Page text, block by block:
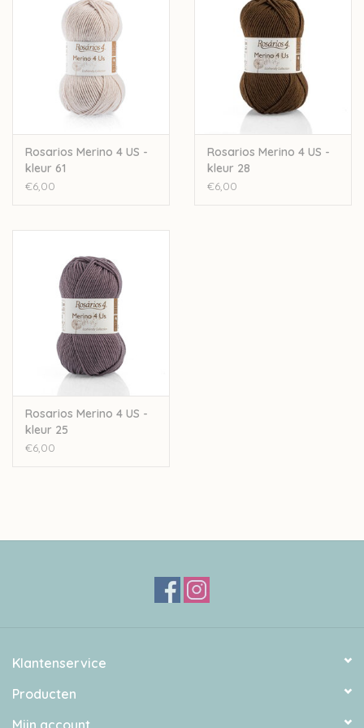
Rosarios Merino 4 US -
kleur 61
€6,00
Rosarios Merino 4 US -
kleur 28
€6,00
Rosarios Merino 4 US -
kleur 25
€6,00
Klantenservice
Producten
Mijn account